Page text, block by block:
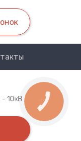
10кВ КНОПКА
СВЯЗИ